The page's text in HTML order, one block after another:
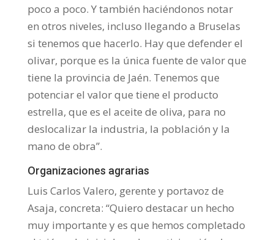
poco a poco. Y también haciéndonos notar
en otros niveles, incluso llegando a Bruselas
si tenemos que hacerlo. Hay que defender el
olivar, porque es la única fuente de valor que
tiene la provincia de Jaén. Tenemos que
potenciar el valor que tiene el producto
estrella, que es el aceite de oliva, para no
deslocalizar la industria, la población y la
mano de obra”.
Organizaciones agrarias
Luis Carlos Valero, gerente y portavoz de
Asaja, concreta: “Quiero destacar un hecho
muy importante y es que hemos completado